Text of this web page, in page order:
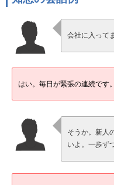
会社に入って
はい。毎日が緊張の連続です。
そうか。新人
いよ。一歩ず